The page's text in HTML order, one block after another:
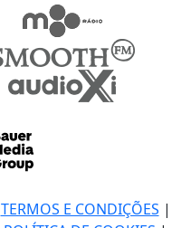
TERMOS E CONDIÇÕES |